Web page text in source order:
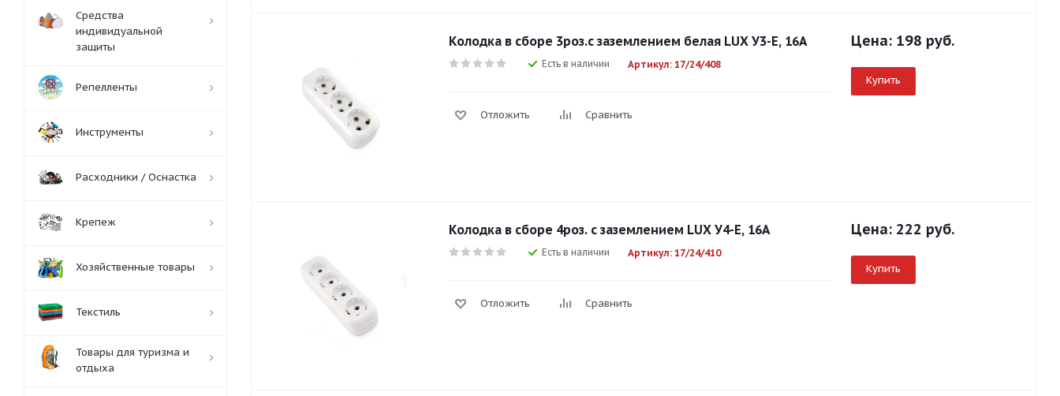
Колодка в сборе 3роз.с заземлением белая LUX У3-Е, 16А
Есть в наличии Артикул: 17/24/408
Отложить Сравнить
Цена: 198 руб.
Купить
Колодка в сборе 4роз. с заземлением LUX У4-Е, 16А
Есть в наличии Артикул: 17/24/410
Отложить Сравнить
Цена: 222 руб.
Купить
Средства
индивидуальной
защиты
Репелленты
Инструменты
Расходники / Оснастка
Крепеж
Хозяйственные товары
Текстиль
Товары для туризма и
отдыха